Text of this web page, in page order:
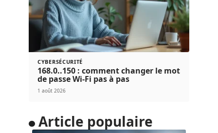
CYBERSÉCURITÉ
168.0..150 : comment changer le mot
de passe Wi-Fi pas à pas
1 août 2026
Article populaire